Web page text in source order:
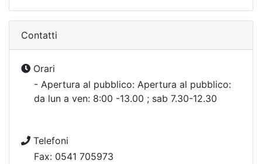
Contatti
Orari
- Apertura al pubblico: Apertura al pubblico:
da lun a ven: 8:00 -13.00 ; sab 7.30-12.30
Telefoni
Fax: 0541 705973